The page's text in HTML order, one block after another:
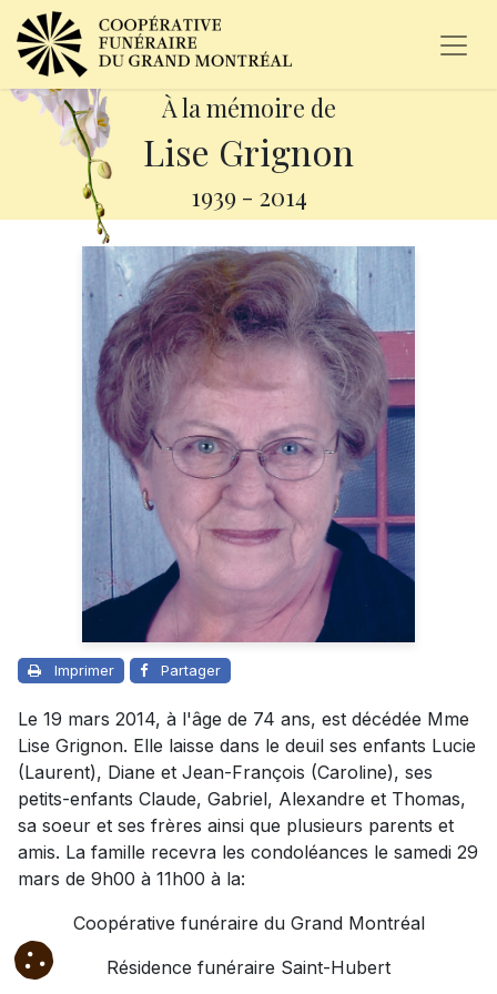
À la mémoire de
Lise Grignon
1939 - 2014
Imprimer Partager
Le 19 mars 2014, à l'âge de 74 ans, est décédée Mme
Lise Grignon. Elle laisse dans le deuil ses enfants Lucie
(Laurent), Diane et Jean-François (Caroline), ses
petits-enfants Claude, Gabriel, Alexandre et Thomas,
sa soeur et ses frères ainsi que plusieurs parents et
amis. La famille recevra les condoléances le samedi 29
mars de 9h00 à 11h00 à la:
Coopérative funéraire du Grand Montréal
Résidence funéraire Saint-Hubert